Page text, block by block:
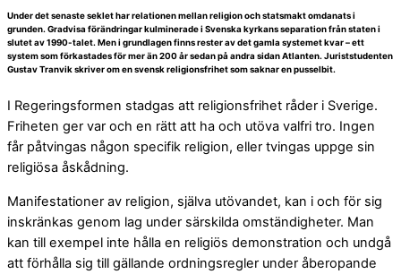
Under det senaste seklet har relationen mellan religion och statsmakt omdanats i
grunden. Gradvisa förändringar kulminerade i Svenska kyrkans separation från staten i
slutet av 1990-talet. Men i grundlagen finns rester av det gamla systemet kvar – ett
system som förkastades för mer än 200 år sedan på andra sidan Atlanten. Juriststudenten
Gustav Tranvik skriver om en svensk religionsfrihet som saknar en pusselbit.
I Regeringsformen stadgas att religionsfrihet råder i Sverige.
Friheten ger var och en rätt att ha och utöva valfri tro. Ingen
får påtvingas någon specifik religion, eller tvingas uppge sin
religiösa åskådning.
Manifestationer av religion, själva utövandet, kan i och för sig
inskränkas genom lag under särskilda omständigheter. Man
kan till exempel inte hålla en religiös demonstration och undgå
att förhålla sig till gällande ordningsregler under åberopande